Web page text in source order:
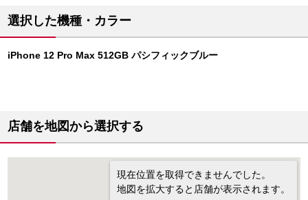
選択した機種・カラー
iPhone 12 Pro Max 512GB パシフィックブルー
店舗を地図から選択する
現在位置を取得できませんでした。
地図を拡大すると店舗が表示されます。